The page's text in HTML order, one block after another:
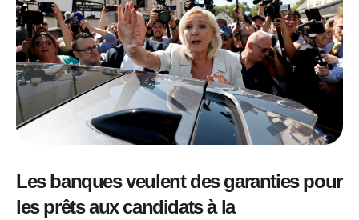
Les banques veulent des garanties pour
les prêts aux candidats à la